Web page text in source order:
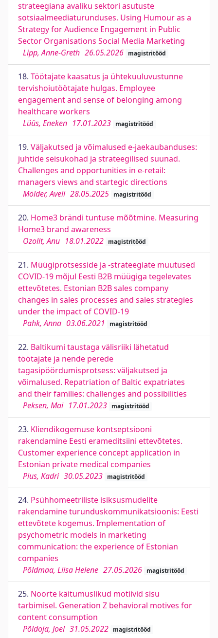
strateegiana avaliku sektori asutuste
sotsiaalmeediaturunduses. Using Humour as a
Strategy for Audience Engagement in Public
Sector Organisations Social Media Marketing
Lipp, Anne-Greth 26.05.2026 magistritööd
18. Töötajate kaasatus ja ühtekuuluvustunne
tervishoiutöötajate hulgas. Employee
engagement and sense of belonging among
healthcare workers
Lüüs, Eneken 17.01.2023 magistritööd
19. Väljakutsed ja võimalused e-jaekaubanduses:
juhtide seisukohad ja strateegilised suunad.
Challenges and opportunities in e-retail:
managers views and startegic directions
Mölder, Aveli 28.05.2025 magistritööd
20. Home3 brändi tuntuse mõõtmine. Measuring
Home3 brand awareness
Ozolit, Anu 18.01.2022 magistritööd
21. Müügiprotsesside ja -strateegiate muutused
COVID-19 mõjul Eesti B2B müügiga tegelevates
ettevõtetes. Estonian B2B sales company
changes in sales processes and sales strategies
under the impact of COVID-19
Pahk, Anna 03.06.2021 magistritööd
22. Baltikumi taustaga välisriiki lähetatud
töötajate ja nende perede
tagasipöördumisprotsess: väljakutsed ja
võimalused. Repatriation of Baltic expatriates
and their families: challenges and possibilities
Peksen, Mai 17.01.2023 magistritööd
23. Kliendikogemuse kontseptsiooni
rakendamine Eesti erameditsiini ettevõtetes.
Customer experience concept application in
Estonian private medical companies
Pius, Kadri 30.05.2023 magistritööd
24. Psühhomeetriliste isiksusmudelite
rakendamine turunduskommunikatsioonis: Eesti
ettevõtete kogemus. Implementation of
psychometric models in marketing
communication: the experience of Estonian
companies
Põldmaa, Liisa Helene 27.05.2026 magistritööd
25. Noorte käitumuslikud motiivid sisu
tarbimisel. Generation Z behavioral motives for
content consumption
Põldoja, Joel 31.05.2022 magistritööd